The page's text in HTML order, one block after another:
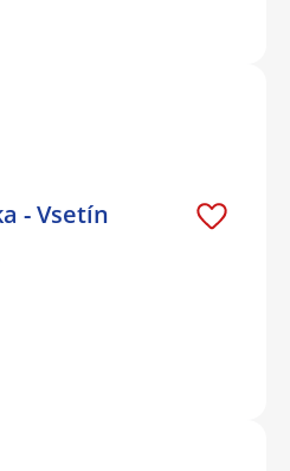
- Vsetín